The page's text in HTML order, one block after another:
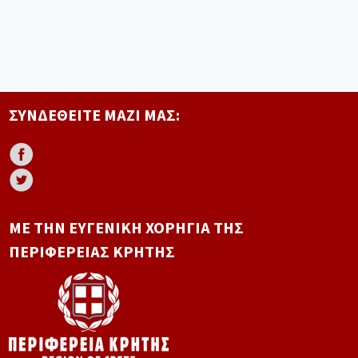
ΣΥΝΔΕΘΕΊΤΕ ΜΑΖΊ ΜΑΣ:
ΜΕ ΤΗΝ ΕΥΓΕΝΙΚΉ ΧΟΡΗΓΊΑ ΤΗΣ
ΠΕΡΙΦΈΡΕΙΑΣ ΚΡΉΤΗΣ